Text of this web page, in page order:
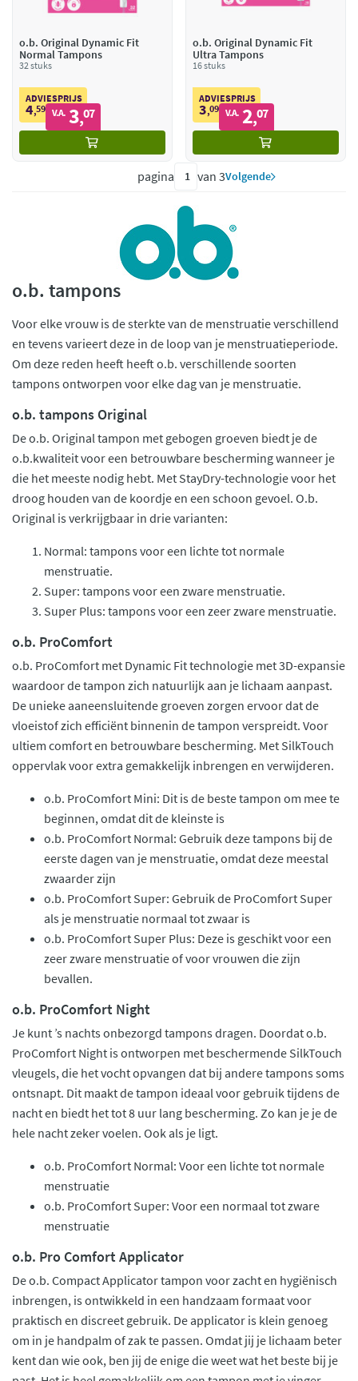
o.b. Original Dynamic Fit
Normal Tampons
32 stuks
ADVIESPRIJS
4,59 V.A. 3,07
o.b. Original Dynamic Fit
Ultra Tampons
16 stuks
ADVIESPRIJS
3,09 V.A. 2,07
pagina van 3Volgende
o.b. tampons
Voor elke vrouw is de sterkte van de menstruatie verschillend
en tevens varieert deze in de loop van je menstruatieperiode.
Om deze reden heeft heeft o.b. verschillende soorten
tampons ontworpen voor elke dag van je menstruatie.
o.b. tampons Original
De o.b. Original tampon met gebogen groeven biedt je de
o.b.kwaliteit voor een betrouwbare bescherming wanneer je
die het meeste nodig hebt. Met StayDry-technologie voor het
droog houden van de koordje en een schoon gevoel. O.b.
Original is verkrijgbaar in drie varianten:
Normal: tampons voor een lichte tot normale
menstruatie.
Super: tampons voor een zware menstruatie.
Super Plus: tampons voor een zeer zware menstruatie.
o.b. ProComfort
o.b. ProComfort met Dynamic Fit technologie met 3D-expansie
waardoor de tampon zich natuurlijk aan je lichaam aanpast.
De unieke aaneensluitende groeven zorgen ervoor dat de
vloeistof zich efficiënt binnenin de tampon verspreidt. Voor
ultiem comfort en betrouwbare bescherming. Met SilkTouch
oppervlak voor extra gemakkelijk inbrengen en verwijderen.
o.b. ProComfort Mini: Dit is de beste tampon om mee te
beginnen, omdat dit de kleinste is
o.b. ProComfort Normal: Gebruik deze tampons bij de
eerste dagen van je menstruatie, omdat deze meestal
zwaarder zijn
o.b. ProComfort Super: Gebruik de ProComfort Super
als je menstruatie normaal tot zwaar is
o.b. ProComfort Super Plus: Deze is geschikt voor een
zeer zware menstruatie of voor vrouwen die zijn
bevallen.
o.b. ProComfort Night
Je kunt ’s nachts onbezorgd tampons dragen. Doordat o.b.
ProComfort Night is ontworpen met beschermende SilkTouch
vleugels, die het vocht opvangen dat bij andere tampons soms
ontsnapt. Dit maakt de tampon ideaal voor gebruik tijdens de
nacht en biedt het tot 8 uur lang bescherming. Zo kan je je de
hele nacht zeker voelen. Ook als je ligt.
o.b. ProComfort Normal: Voor een lichte tot normale
menstruatie
o.b. ProComfort Super: Voor een normaal tot zware
menstruatie
o.b. Pro Comfort Applicator
De o.b. Compact Applicator tampon voor zacht en hygiënisch
inbrengen, is ontwikkeld in een handzaam formaat voor
praktisch en discreet gebruik. De applicator is klein genoeg
om in je handpalm of zak te passen. Omdat jij je lichaam beter
kent dan wie ook, ben jij de enige die weet wat het beste bij je